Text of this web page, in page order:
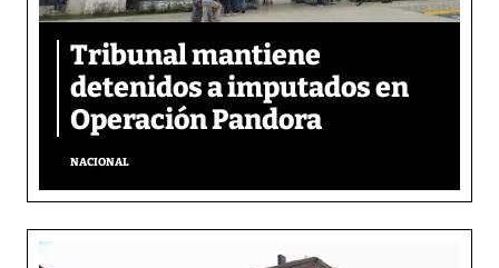
Tribunal mantiene
detenidos a imputados en
Operación Pandora
NACIONAL